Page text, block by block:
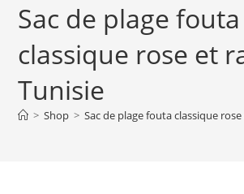
Sac de plage fouta
classique rose et
Tunisie
> Shop > Sac de plage fouta classique